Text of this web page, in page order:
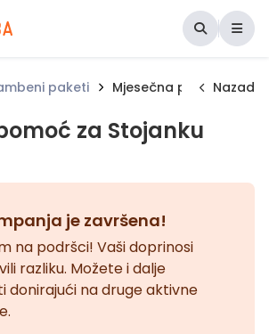
paketi Mjesečna pomoć za
Nazad
za Stojanku
je završena!
na podršci! Vaši doprinosi
razliku. Možete i dalje
donirajući na druge aktivne